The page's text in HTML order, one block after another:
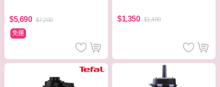
$5,690 $7,200
免運
$1,350 $1,490